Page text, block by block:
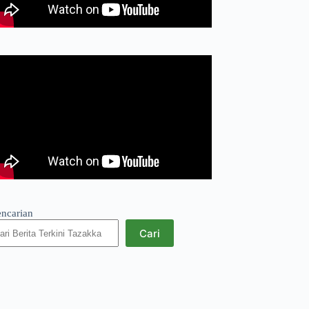
Cari